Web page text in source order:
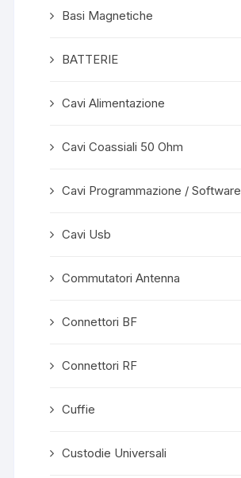
Basi Magnetiche
BATTERIE
Cavi Alimentazione
Cavi Coassiali 50 Ohm
Cavi Programmazione / Software
Cavi Usb
Commutatori Antenna
Connettori BF
Connettori RF
Cuffie
Custodie Universali